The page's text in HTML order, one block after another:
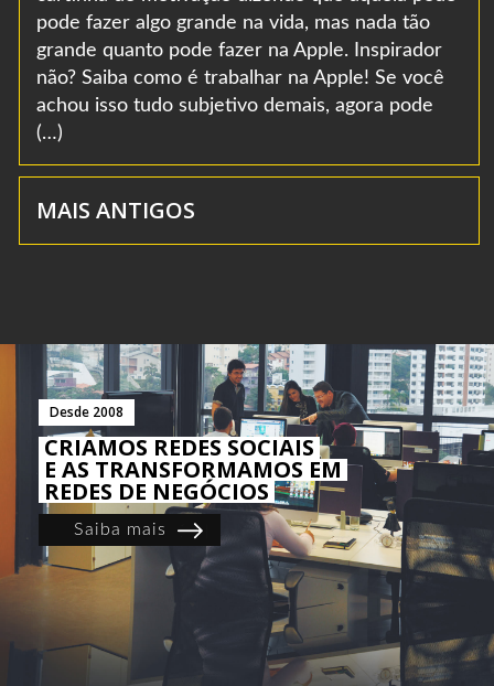
pode fazer algo grande na vida, mas nada tão
grande quanto pode fazer na Apple. Inspirador
não? Saiba como é trabalhar na Apple! Se você
achou isso tudo subjetivo demais, agora pode
(…)
MAIS ANTIGOS
Desde 2008
CRIAMOS REDES SOCIAIS
E AS TRANSFORMAMOS EM
REDES DE NEGÓCIOS
Saiba mais